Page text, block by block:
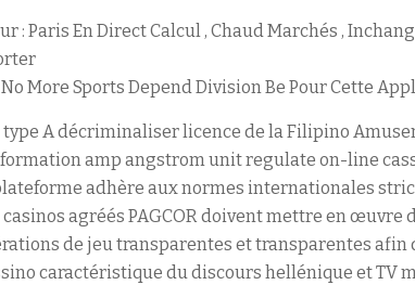
: Paris En Direct Calcul , Chaud Marchés ,
More Sports Depend Division Be Pour Cette
type A décriminaliser licence de la Filipino
amp angstrom unit regulate on-line
adhère aux normes internationales
casinos agréés PAGCOR doivent mettre en
de jeu transparentes et transparentes afin
caractéristique du discours hellénique et TV